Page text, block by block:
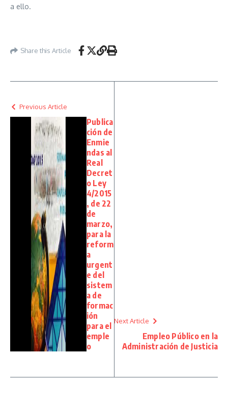
a ello.
Share this Article
Previous Article
Publica
ción de
Enmie
ndas al
Real
Decret
o Ley
4/2015
, de 22
de
marzo,
para la
reform
a
urgent
e del
sistem
a de
formac
ión
para el
emple
o
Next Article
Empleo Público en la
Administración de Justicia